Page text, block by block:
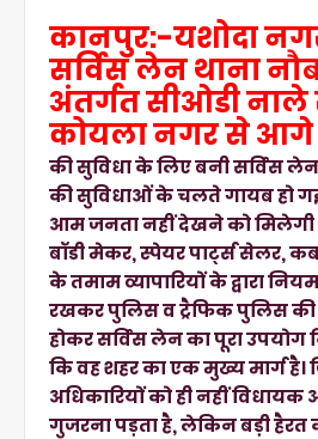
कानपुर:-यशोदा
सर्विस लेन थाना
अंतर्गत सीओडी
कोयला नगर से
की सुविधा के लिए बनी सर्विस
की सुविधाओं के चलते गायब हो
आम जनता नहीं देखने को मिलेगी
बॉडी मेकर, स्पेयर पार्ट्स सेलर,
के तमाम व्यापारियों के द्वारा
रखकर पुलिस व ट्रैफिक पुलिस
होकर सर्विस लेन का पूरा उपयोग
कि वह शहर का एक मुख्य मार्ग
अधिकारियों को ही नहीं विधायक
गुजरना पड़ता है, लेकिन बड़ी हैरत